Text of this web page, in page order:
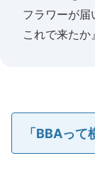
フラワーが届
これで来たか
「BBAって